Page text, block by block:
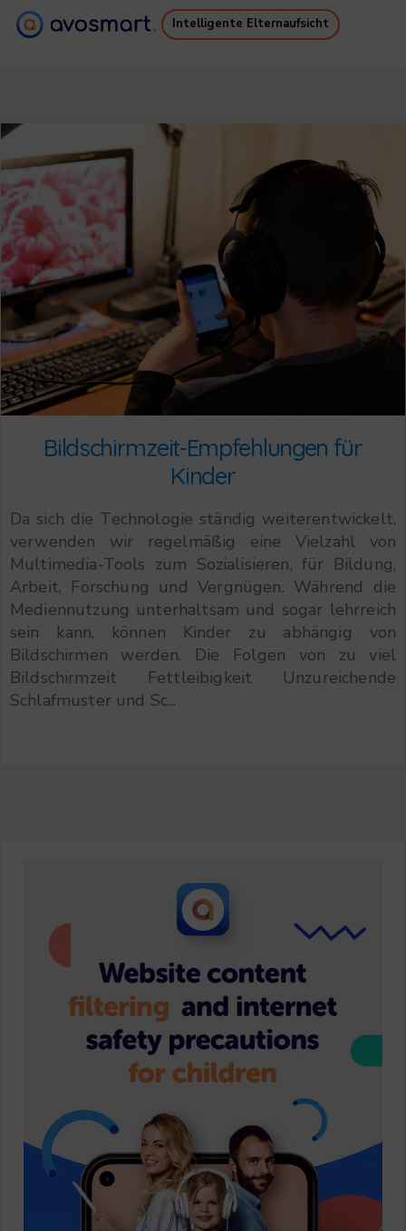
Intelligente Elternaufsicht
Kostenloses Ebook
Anmelden
Registrieren
Bildschirmzeit-Empfehlungen für
Kinder
Da sich die Technologie ständig weiterentwickelt,
verwenden wir regelmäßig eine Vielzahl von
Multimedia-Tools zum Sozialisieren, für Bildung,
Arbeit, Forschung und Vergnügen. Während die
Mediennutzung unterhaltsam und sogar lehrreich
sein kann, können Kinder zu abhängig von
Bildschirmen werden. Die Folgen von zu viel
Bildschirmzeit Fettleibigkeit Unzureichende
Schlafmuster und Sc...